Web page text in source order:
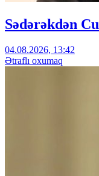
Sədərəkdən
04.08.2026, 13:42
Ətraflı oxumaq